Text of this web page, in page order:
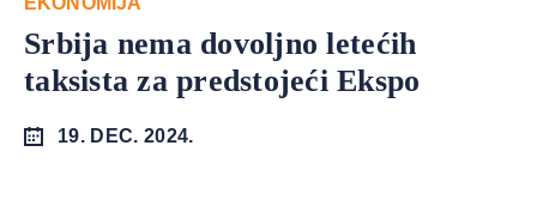
Srbija nema dovoljno letećih
taksista za predstojeći Ekspo
19. DEC. 2024.